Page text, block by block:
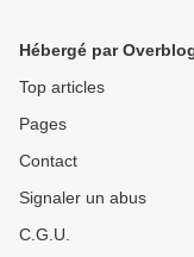
Hébergé par
Top articles
Pages
Contact
Signaler un abus
C.G.U.